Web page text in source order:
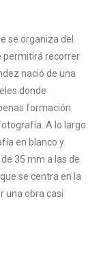
se organiza del
permitirá recorrer
nació de una
donde
formación
A lo largo
en blanco y
35 mm a las de
se centra en la
una obra casi